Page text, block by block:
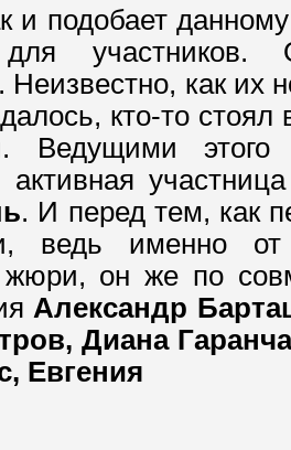
и подобает
для
как их
кто-то стоял
Ведущими этого
активная
. И перед тем, как
ведь именно от
он же по
Александр
Диана
Евгения